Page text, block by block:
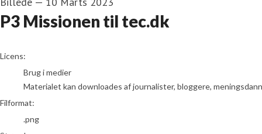
P3 Missionen til tec.dk
go to media item
Licens:
Brug i medier
Materialet kan downloades af journalister, bloggere,
Filformat:
.png